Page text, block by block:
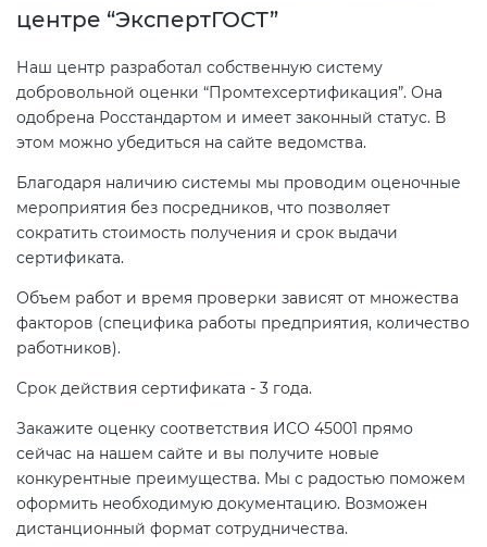
центре “ЭкспертГОСТ”
Наш центр разработал собственную систему
добровольной оценки “Промтехсертификация”. Она
одобрена Росстандартом и имеет законный статус. В
этом можно убедиться на сайте ведомства.
Благодаря наличию системы мы проводим оценочные
мероприятия без посредников, что позволяет
сократить стоимость получения и срок выдачи
сертификата.
Объем работ и время проверки зависят от множества
факторов (специфика работы предприятия, количество
работников).
Срок действия сертификата - 3 года.
Закажите оценку соответствия ИСО 45001 прямо
сейчас на нашем сайте и вы получите новые
конкурентные преимущества. Мы с радостью поможем
оформить необходимую документацию. Возможен
дистанционный формат сотрудничества.